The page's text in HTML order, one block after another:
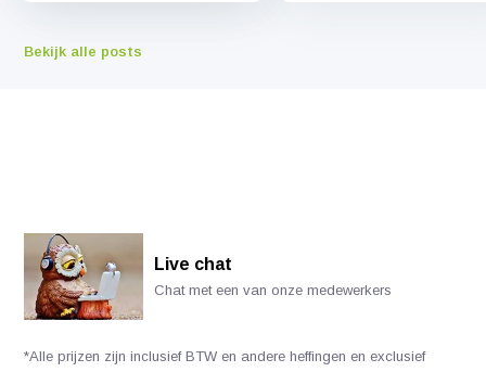
Bekijk alle posts
Live chat
Chat met een van onze medewerkers
*Alle prijzen zijn inclusief BTW en andere heffingen en exclusief